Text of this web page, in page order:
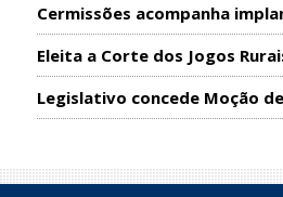
Cermissões acompanha
Eleita a Corte dos Jogos
Legislativo concede Moção